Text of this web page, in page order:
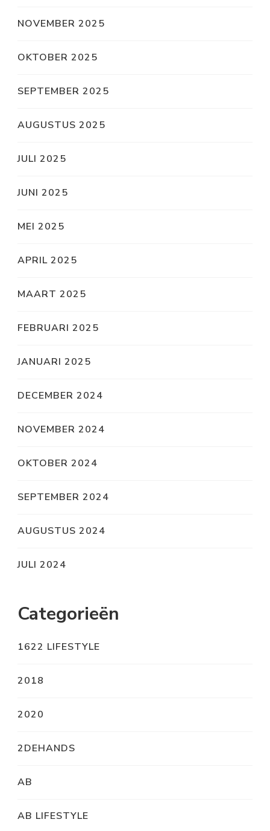
NOVEMBER 2025
OKTOBER 2025
SEPTEMBER 2025
AUGUSTUS 2025
JULI 2025
JUNI 2025
MEI 2025
APRIL 2025
MAART 2025
FEBRUARI 2025
JANUARI 2025
DECEMBER 2024
NOVEMBER 2024
OKTOBER 2024
SEPTEMBER 2024
AUGUSTUS 2024
JULI 2024
Categorieën
1622 LIFESTYLE
2018
2020
2DEHANDS
AB
AB LIFESTYLE